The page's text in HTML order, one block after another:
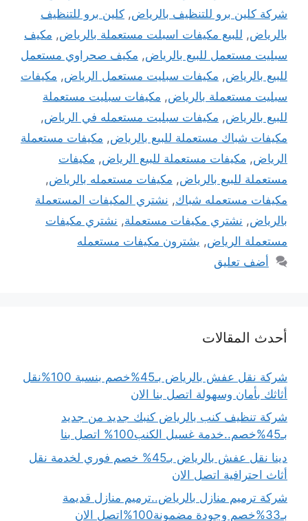
شركة كلين برو للتنظيف بالرياض, كلين برو للتنظيف
بالرياض, للبيع مكيفات اسبلت مستعملة بالرياض, مكيف
سبليت مستعمل للبيع بالرياض, مكيف صحراوي مستعمل
للبيع بالرياض, مكيفات سبليت مستعمل الرياض, مكيفات
سبليت مستعملة بالرياض, مكيفات سبليت مستعملة
للبيع بالرياض, مكيفات سبليت مستعمله في الرياض,
مكيفات شباك مستعملة للبيع بالرياض, مكيفات مستعملة
الرياض, مكيفات مستعملة للبيع الرياض, مكيفات
مستعملة للبيع بالرياض, مكيفات مستعمله بالرياض,
مكيفات مستعمله شباك, نشتري المكيفات المستعملة
بالرياض, نشتري مكيفات مستعملة, نشتري مكيفات
مستعملة الرياض, يشترون مكيفات مستعمله
أضف تعليق
أحدث المقالات
شركة نقل عفش بالرياض بـ45%خصم بنسبة 100%نقل
أثاثك بأمان وسهولة اتصل بنا الان
شركة تنظيف كنب بالرياض كنبك جديد من جديد
بـ45%خصم..خدمة غسيل الكنب100% اتصل بنا
دينا نقل عفش بالرياض بـ45% خصم فوري لخدمة نقل
أثاث احترافية اتصل الان
شركة ترميم منازل بالرياض..ترميم منازل قديمة
بـ33%خصم وجودة مضمونة100%اتصل الان